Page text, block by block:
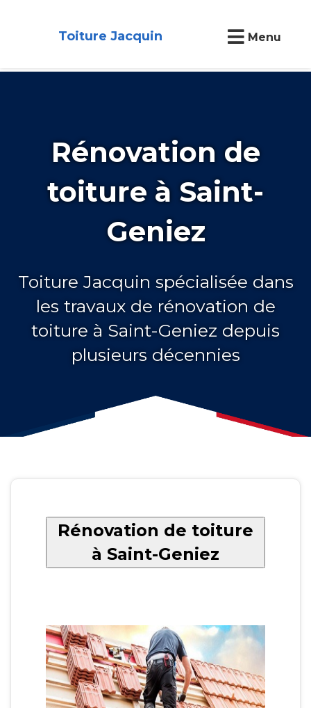
Toiture Jacquin Menu
Rénovation de
toiture à Saint-
Geniez
Toiture Jacquin spécialisée dans
les travaux de rénovation de
toiture à Saint-Geniez depuis
plusieurs décennies
Rénovation de toiture
à Saint-Geniez